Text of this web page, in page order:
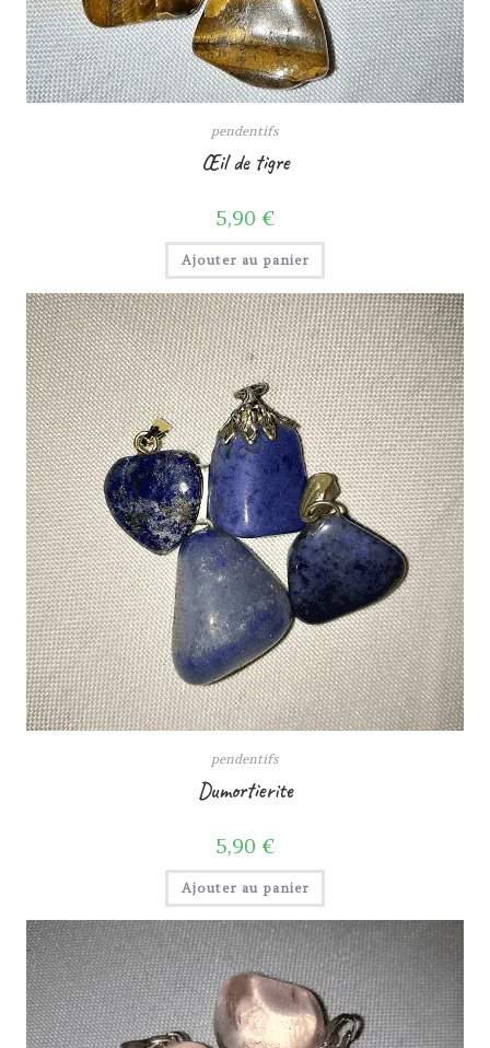
pendentifs
Œil de tigre
5,90 €
Ajouter au panier
pendentifs
Dumortierite
5,90 €
Ajouter au panier